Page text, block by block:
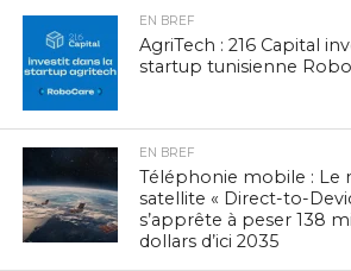
EN BREF
AgriTech : 216 Capital
startup tunisienne
EN BREF
Téléphonie mobile : Le
satellite « Direct-to-
s’apprête à peser 138
dollars d’ici 2035